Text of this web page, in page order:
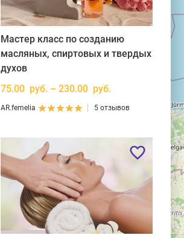
Мастер класс по созданию
масляных, спиртовых и твердых
духов
75.00 руб. – 230.00 руб.
AR.femelia 5 отзывов